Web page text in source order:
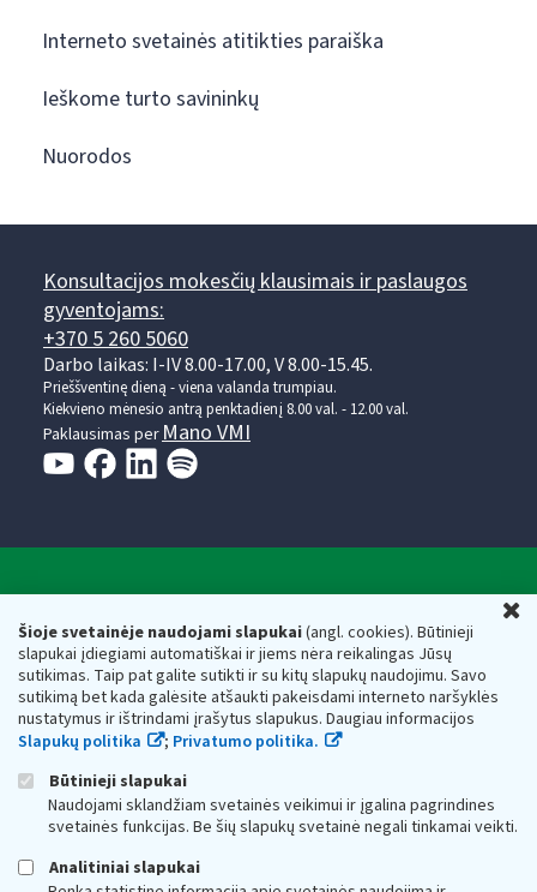
Šioje svetainėje naudojami slapukai(angl. cookies). Būtinieji
slapukai įdiegiami automatiškai ir jiems nėra reikalingas Jūsų
sutikimas. Taip pat galite sutikti ir su kitų slapukų naudojimu. Savo
sutikimą bet kada galėsite atšaukti pakeisdami interneto naršyklės
nustatymus ir ištrindami įrašytus slapukus. Daugiau informacijos
Slapukų politika
; Privatumo politika.
Būtinieji slapukai
Naudojami sklandžiam svetainės veikimui ir įgalina pagrindines
svetainės funkcijas. Be šių slapukų svetainė negali tinkamai veikti.
Analitiniai slapukai
Interneto svetainės atitikties paraiška
Ieškome turto savininkų
Nuorodos
Konsultacijos mokesčių klausimais ir paslaugos
gyventojams:
+370 5 260 5060
Darbo laikas: I-IV 8.00-17.00, V 8.00-15.45.
Prieššventinę dieną - viena valanda trumpiau.
Kiekvieno mėnesio antrą penktadienį 8.00 val. - 12.00 val.
Paklausimas per Mano VMI
Respublikos finansų ministerijos
Biudžetinė įstaiga. Juridinio asmens kodas — 188659752,
adresas: Vasario 16-osios g. 14, 01107 Vilnius, Lietuva, el.paštas:
vmi@vmi.lt, E. pristatymo dėžutės adresas 188659752
Duomenys apie Valstybinę mokesčių inspekciją prie Lietuvos
Respublikos finansų ministerijos kaupiami ir saugomi Juridinių